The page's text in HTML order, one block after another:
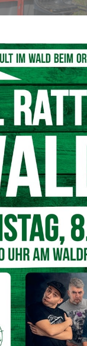
Technik soll das
Gailtal auf
Ein an und für
jeden
von rund 3500
umgehend
äußerst